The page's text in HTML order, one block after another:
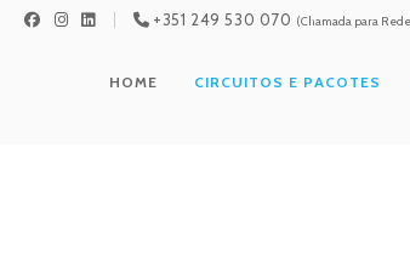
+351 249 530 070 (Chamada para
HOME CIRCUITOS E PACOTES